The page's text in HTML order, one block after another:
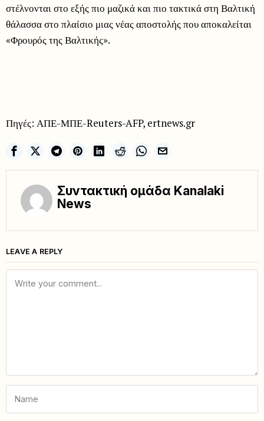
στέλνονται στο εξής πιο μαζικά και πιο τακτικά στη Βαλτική
θάλασσα στο πλαίσιο μιας νέας αποστολής που αποκαλείται
«Φρουρός της Βαλτικής».
Πηγές: ΑΠΕ-ΜΠΕ-Reuters-AFP, ertnews.gr
Συντακτική ομάδα Kanalaki
News
LEAVE A REPLY